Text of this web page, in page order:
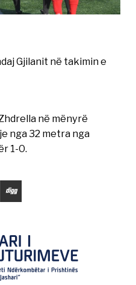
Gjilanit në takimin e
në mënyrë
nga 32 metra nga
1-0.